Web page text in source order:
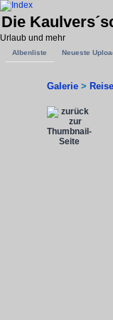
Die
Urlaub und mehr
Albenliste Neueste
Galerie >